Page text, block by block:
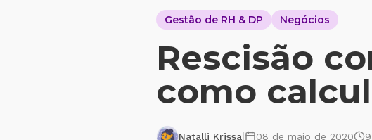
Engajamento
Conheça o produto
Conheça nosso produto e todas
Gestão de RH & DP Negócios
Rescisão
como
Natalli Krissa| 08 de maio de 2020 9